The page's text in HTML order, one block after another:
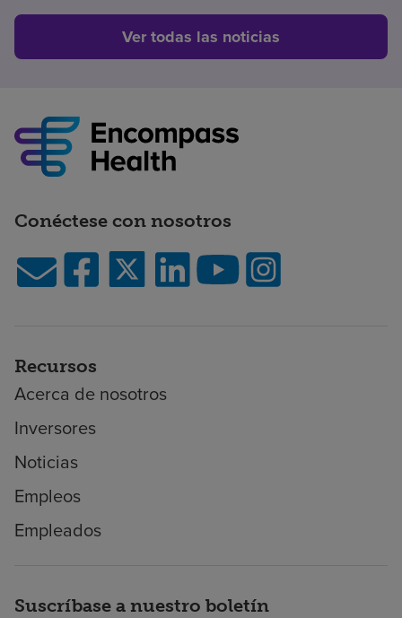
Ver todas las noticias
Conéctese con nosotros
Recursos
Acerca de nosotros
Inversores
Noticias
Empleos
Empleados
Suscríbase a nuestro boletín